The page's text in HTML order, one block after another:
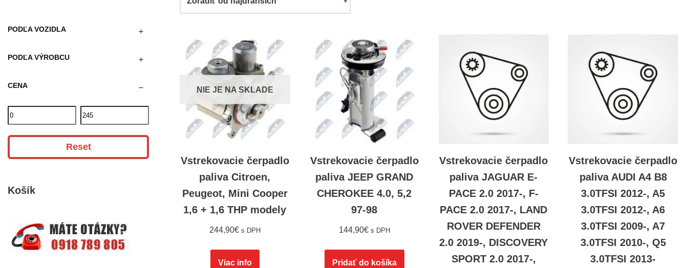
PODĽA VOZIDLA
PODĽA VÝROBCU
CENA
Reset
Košík
NIE JE NA SKLADE
Vstrekovacie čerpadlo
paliva Citroen,
Peugeot, Mini Cooper
1,6 + 1,6 THP modely
244,90€ s DPH
Viac info
Vstrekovacie čerpadlo
paliva JEEP GRAND
CHEROKEE 4.0, 5,2
97-98
144,90€ s DPH
Pridať do košíka
Vstrekovacie čerpadlo
paliva JAGUAR E-
PACE 2.0 2017-, F-
PACE 2.0 2017-, LAND
ROVER DEFENDER
2.0 2019-, DISCOVERY
SPORT 2.0 2017-,
Vstrekovacie čerpadlo
paliva AUDI A4 B8
3.0TFSI 2012-, A5
3.0TFSI 2012-, A6
3.0TFSI 2009-, A7
3.0TFSI 2010-, Q5
3.0TFSI 2013-